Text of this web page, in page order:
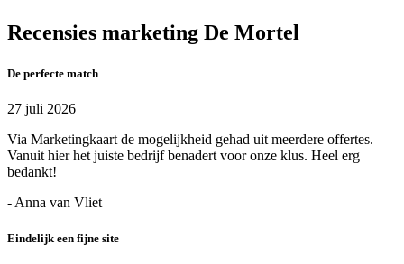
Recensies marketing De Mortel
De perfecte match
27 juli 2026
Via Marketingkaart de mogelijkheid gehad uit meerdere offertes.
Vanuit hier het juiste bedrijf benadert voor onze klus. Heel erg
bedankt!
- Anna van Vliet
Eindelijk een fijne site